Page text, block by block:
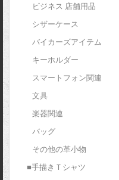
ビジネス 店舗用品
シザーケース
バイカーズアイテム
キーホルダー
スマートフォン関連
文具
楽器関連
バッグ
その他の革小物
■手描きＴシャツ